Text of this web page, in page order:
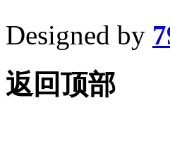
Designed by
返回顶部